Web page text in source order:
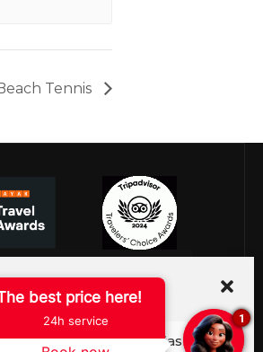
Ver preferências
Tennis
best price here!
24h service 1